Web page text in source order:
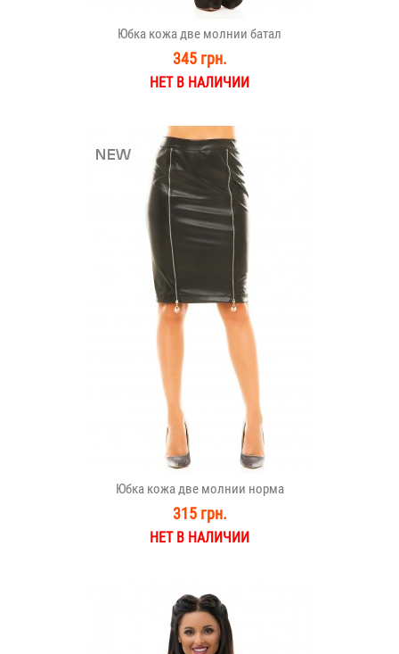
Юбка кожа две молнии батал
345 грн.
НЕТ В НАЛИЧИИ
Юбка кожа две молнии норма
315 грн.
НЕТ В НАЛИЧИИ